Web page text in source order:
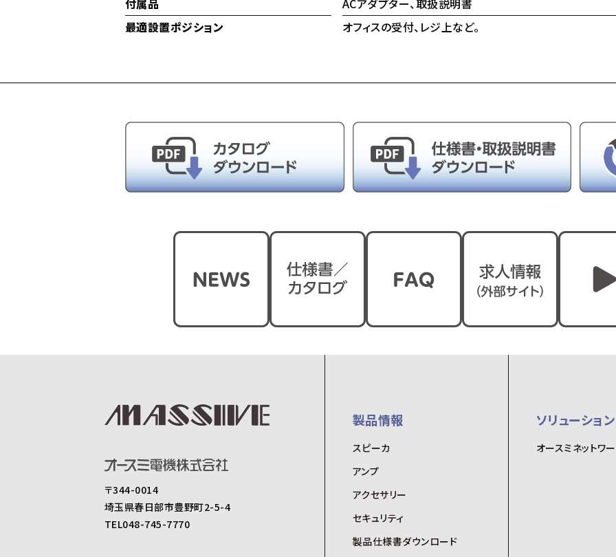
付属品
ACアダプター、取扱説明書
最適設置ポジション
オフィスの受付、レジ上など。
〒344-0014
埼玉県春日部市豊野町2-5-4
TEL048-745-7770
製品情報
スピーカ
アンプ
アクセサリー
セキュリティ
製品仕様書ダウンロード
ソリューション
オースミネットワ